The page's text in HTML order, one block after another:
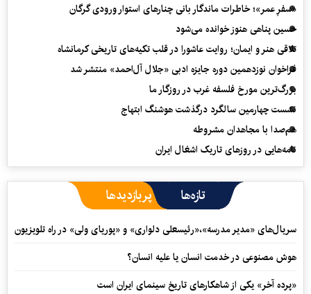
«سفرِ عمر»؛ خاطرات ماندگار بانی چنارهای استوار ورودی گرگان
حسین پناهی هنوز خوانده می‌شود
تلاقی هنر و ایمان؛ روایت عاشورا در قلب تکیه‌های تاریخی کرمانشاه
فراخوان نوزدهمین دوره جایزه ادبی «جلال آل‌احمد» منتشر شد
بزرگ‌ترین مورخ فلسفه غرب در روزگار ما
نشست چهارمین سالگرد درگذشت هوشنگ ابتهاج
هم‌صدا با مجاهدان مشروطه
نامه‌هایی در روزهای تاریک اشغال ایران
تازه‌ها پربازدیدها
سریال‌های «مدیر مدرسه»،«رئیسعلی دلواری» و «پوریای ولی» در راه تلویزیون
هوش مصنوعی در خدمت انسان یا علیه انسان؟
«پرده آخر» یکی از شاهکارهای تاریخ سینمای ایران است